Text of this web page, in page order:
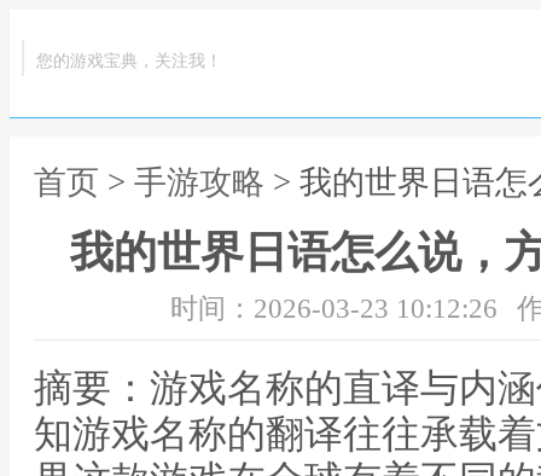
您的游戏宝典，关注我！
首页 > 手游攻略 > 我的世界日语
我的世界日语怎么说，
时间：2026-03-23 10:12:26
摘要：游戏名称的直译与内
知游戏名称的翻译往往承载